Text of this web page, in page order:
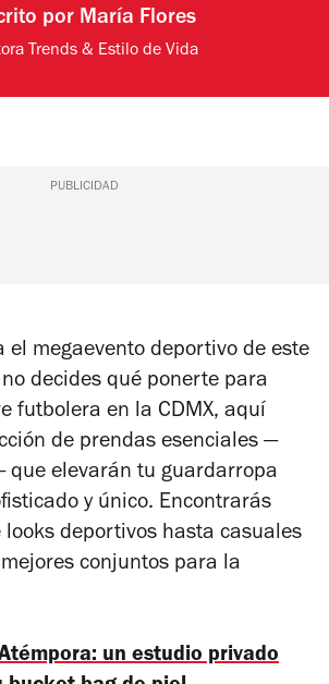
por María Flores
Trends & Estilo de Vida
PUBLICIDAD
el megaevento deportivo de este
decides qué ponerte para
futbolera en la CDMX, aquí
de prendas esenciales —
que elevarán tu guardarropa
y único. Encontrarás
looks deportivos hasta casuales
conjuntos para la
un estudio privado